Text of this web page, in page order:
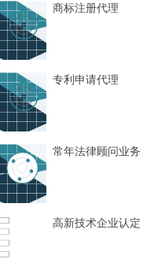
商标注册代理
专利申请代理
常年法律顾问业务
高新技术企业认定